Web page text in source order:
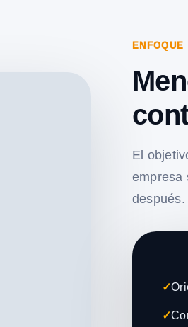
ENFOQUE
El
empresa
después.
✓
✓